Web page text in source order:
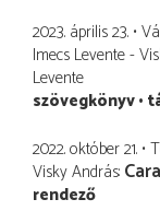
2023. április 23.
Imecs Levente -
Levente
szövegkönyv
2022. október 21.
Visky András
rendező